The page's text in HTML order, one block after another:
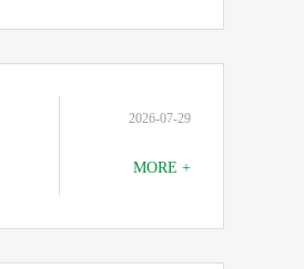
2026-07-29
MORE +